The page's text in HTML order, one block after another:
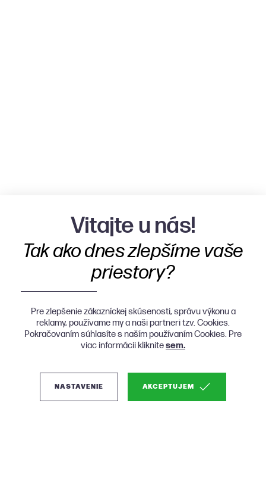
Vitajte u nás!
Tak ako dnes zlepšíme vaše
priestory?
Pre zlepšenie zákazníckej skúsenosti, správu výkonu a
reklamy, používame my a naši partneri tzv. Cookies.
Pokračovaním súhlasíte s naším používaním Cookies. Pre
viac informácii kliknitesem.
AKCEPTUJEM
NASTAVENIE